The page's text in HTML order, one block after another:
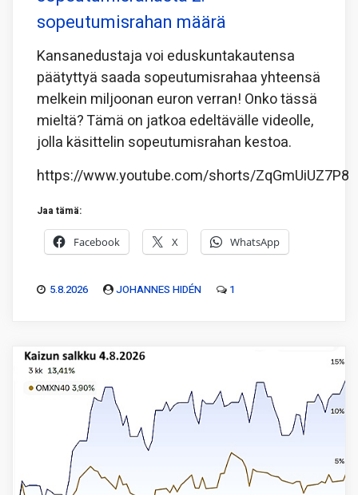
sopeutumisrahan määrä
Kansanedustaja voi eduskuntakautensa
päätyttyä saada sopeutumisrahaa yhteensä
melkein miljoonan euron verran! Onko tässä
mieltä? Tämä on jatkoa edeltävälle videolle,
jolla käsittelin sopeutumisrahan kestoa.
https://www.youtube.com/shorts/ZqGmUiUZ7P8
Jaa tämä:
Facebook X WhatsApp
5.8.2026 JOHANNES HIDÉN 1